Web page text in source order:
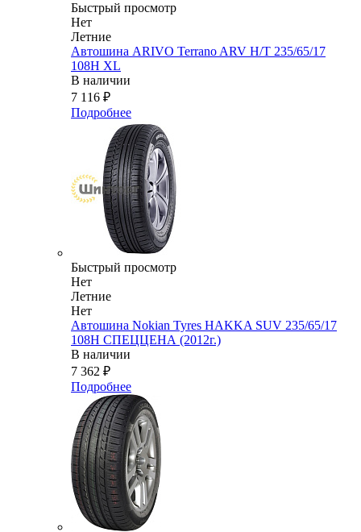
Быстрый просмотр
Нет
Летние
Автошина ARIVO Terrano ARV H/T 235/65/17
108H XL
В наличии
7 116 ₽
Подробнее
Быстрый просмотр
Нет
Летние
Нет
Автошина Nokian Tyres HAKKA SUV 235/65/17
108H СПЕЦЦЕНА (2012г.)
В наличии
7 362 ₽
Подробнее